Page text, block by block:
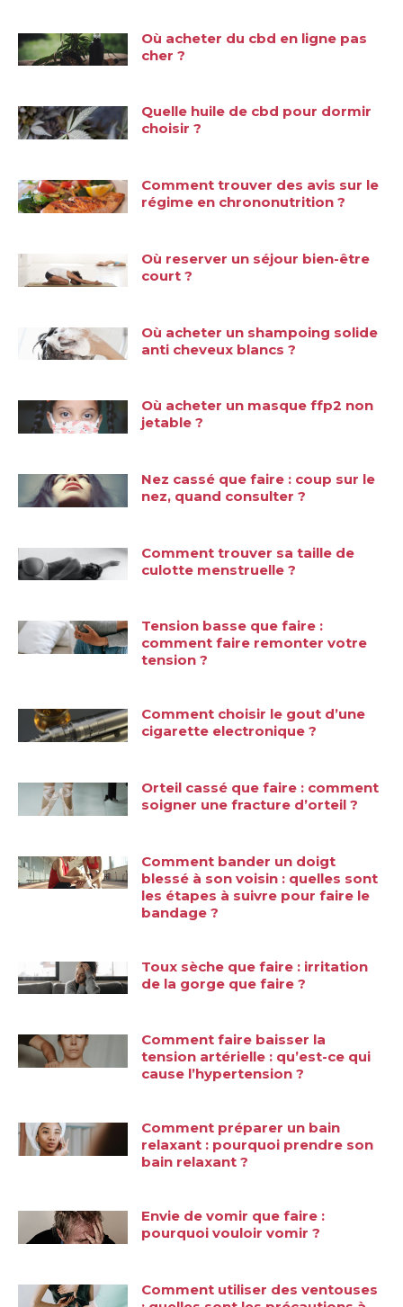
Où acheter du cbd en ligne pas
cher ?
Quelle huile de cbd pour dormir
choisir ?
Comment trouver des avis sur le
régime en chrononutrition ?
Où reserver un séjour bien-être
court ?
Où acheter un shampoing solide
anti cheveux blancs ?
Où acheter un masque ffp2 non
jetable ?
Nez cassé que faire : coup sur le
nez, quand consulter ?
Comment trouver sa taille de
culotte menstruelle ?
Tension basse que faire :
comment faire remonter votre
tension ?
Comment choisir le gout d’une
cigarette electronique ?
Orteil cassé que faire : comment
soigner une fracture d’orteil ?
Comment bander un doigt
blessé à son voisin : quelles sont
les étapes à suivre pour faire le
bandage ?
Toux sèche que faire : irritation
de la gorge que faire ?
Comment faire baisser la
tension artérielle : qu’est-ce qui
cause l’hypertension ?
Comment préparer un bain
relaxant : pourquoi prendre son
bain relaxant ?
Envie de vomir que faire :
pourquoi vouloir vomir ?
Comment utiliser des ventouses